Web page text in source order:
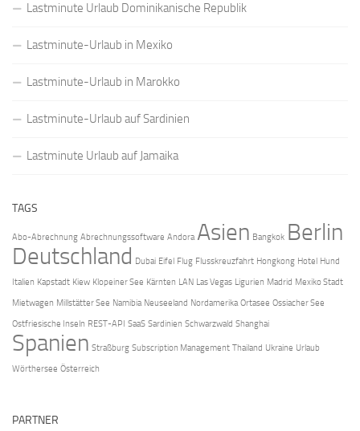
Lastminute Urlaub Dominikanische Republik
Lastminute-Urlaub in Mexiko
Lastminute-Urlaub in Marokko
Lastminute-Urlaub auf Sardinien
Lastminute Urlaub auf Jamaika
TAGS
Abo-Abrechnung Abrechnungssoftware Andora Asien Bangkok Berlin
Deutschland Dubai Eifel Flug Flusskreuzfahrt Hongkong Hotel Hund
Italien Kapstadt Kiew Klopeiner See Kärnten LAN Las Vegas Ligurien Madrid Mexiko Stadt
Mietwagen Millstätter See Namibia Neuseeland Nordamerika Ortasee Ossiacher See
Ostfriesische Inseln REST-API SaaS Sardinien Schwarzwald Shanghai
Spanien Straßburg Subscription Management Thailand Ukraine Urlaub
Wörthersee Österreich
PARTNER